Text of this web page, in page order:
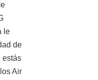
le
de
estás
Air